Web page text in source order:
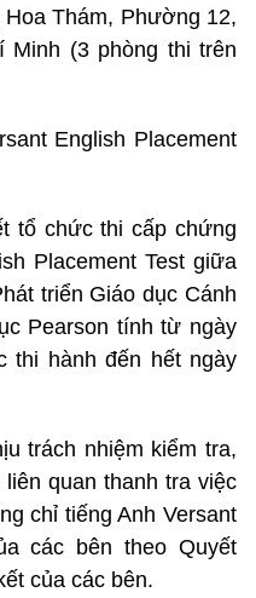
Thám, Phường 12,
Minh (3 phòng thi trên
English Placement
tổ chức thi cấp chứng
Placement Test giữa
triển Giáo dục Cánh
Pearson tính từ ngày
thi hành đến hết ngày
trách nhiệm kiểm tra,
quan thanh tra việc
chỉ tiếng Anh Versant
các bên theo Quyết
của các bên.